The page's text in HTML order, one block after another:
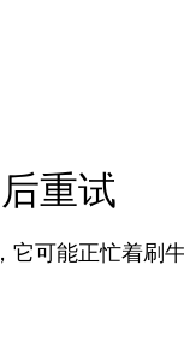
重试
它可能正忙着刷